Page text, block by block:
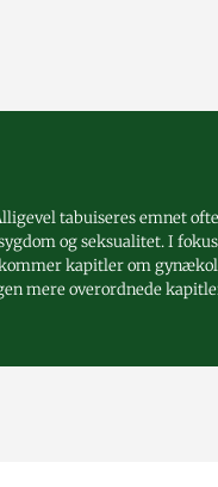
tabuiseres emnet
og seksualitet. I
kapitler om
mere overordnede